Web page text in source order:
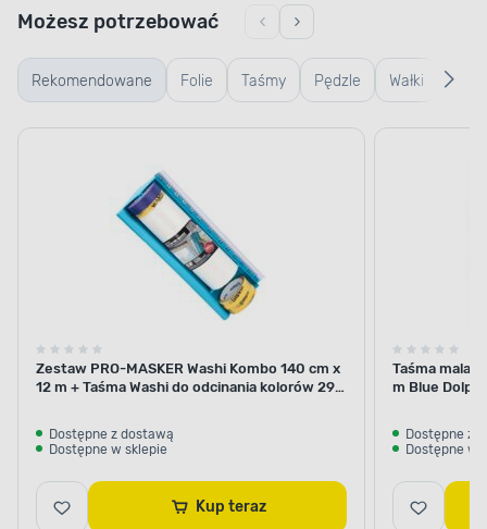
estetycznie przez wiele lat.
Rekomendowane Folie Taśmy Pędzle Wałki
Możesz potrzebować
Zestaw PRO-MASKER Washi Kombo 140 cm x
12 m + Taśma Washi do odcinania kolorów 29
Dostępne z dostawą
Dostępne w sklepie
Kup teraz
Taśma
m Blue
Dostępne z
Dostępne w